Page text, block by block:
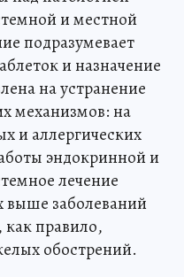
и местной
подразумевает
и назначение
на устранение
механизмов: на
и аллергических
эндокринной и
лечение
выше заболеваний
как правило,
обострений.